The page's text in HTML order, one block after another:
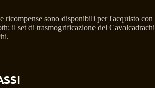
ricompense sono disponibili per l'acquisto
il set di trasmogrificazione del